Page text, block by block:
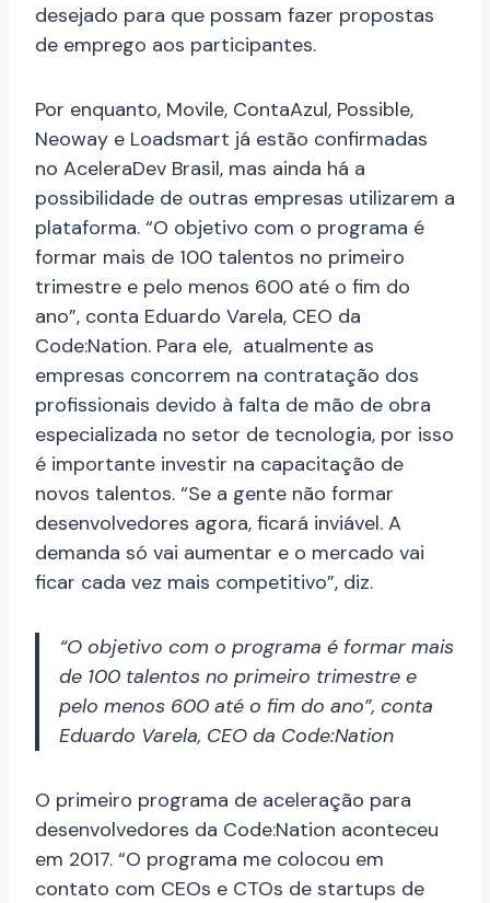
desejado para que possam fazer propostas
de emprego aos participantes.
Por enquanto, Movile, ContaAzul, Possible,
Neoway e Loadsmart já estão confirmadas
no AceleraDev Brasil, mas ainda há a
possibilidade de outras empresas utilizarem a
plataforma. “O objetivo com o programa é
formar mais de 100 talentos no primeiro
trimestre e pelo menos 600 até o fim do
ano”, conta Eduardo Varela, CEO da
Code:Nation. Para ele, atualmente as
empresas concorrem na contratação dos
profissionais devido à falta de mão de obra
especializada no setor de tecnologia, por isso
é importante investir na capacitação de
novos talentos. “Se a gente não formar
desenvolvedores agora, ficará inviável. A
demanda só vai aumentar e o mercado vai
ficar cada vez mais competitivo”, diz.
“O objetivo com o programa é formar mais
de 100 talentos no primeiro trimestre e
pelo menos 600 até o fim do ano”, conta
Eduardo Varela, CEO da Code:Nation
O primeiro programa de aceleração para
desenvolvedores da Code:Nation aconteceu
em 2017. “O programa me colocou em
contato com CEOs e CTOs de startups de